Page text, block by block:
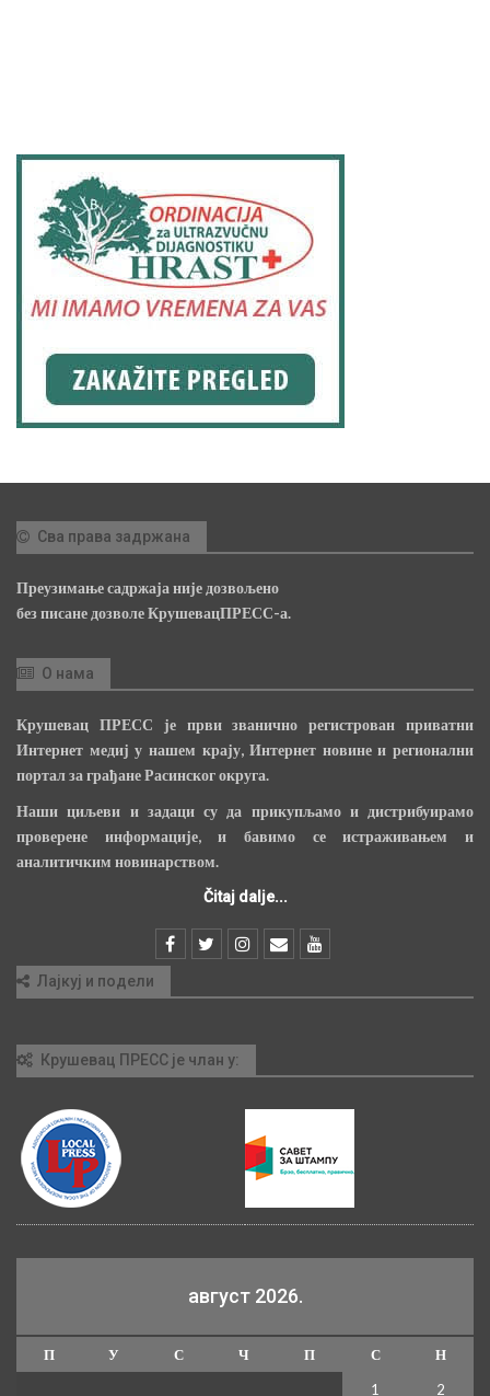
Сва права задржана
Преузимање садржаја није дозвољено
без писане дозволе КрушевацПРЕСС-а.
О нама
Крушевац ПРЕСС је први званично регистрован приватни
Интернет медиј у нашем крају, Интернет новине и регионални
портал за грађане Расинског округа.
Наши циљеви и задаци су да прикупљамо и дистрибуирамо
проверене информације, и бавимо се истраживањем и
аналитичким новинарством.
Čitaj dalje...
Лајкуј и подели
Крушевац ПРЕСС је члан у:
август 2026.
П У С Ч П С
Н
1
2